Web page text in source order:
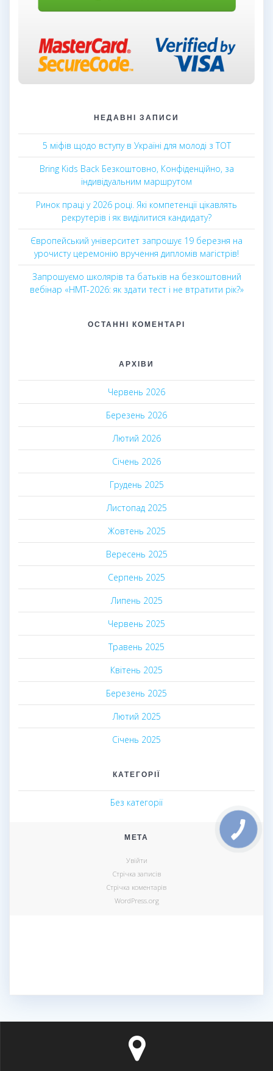
НЕДАВНІ ЗАПИСИ
5 міфів щодо вступу в Україні для молоді з ТОТ
Bring Kids Back Безкоштовно, Конфіденційно, за
індивідуальним маршрутом
Ринок праці у 2026 році. Які компетенції цікавлять
рекрутерів і як виділитися кандидату?
Європейський університет запрошує 19 березня на
урочисту церемонію вручення дипломів магістрів!
Запрошуємо школярів та батьків на безкоштовний
вебінар «НМТ-2026: як здати тест і не втратити рік?»
ОСТАННІ КОМЕНТАРІ
АРХІВИ
Червень 2026
Березень 2026
Лютий 2026
Січень 2026
Грудень 2025
Листопад 2025
Жовтень 2025
Вересень 2025
Серпень 2025
Липень 2025
Червень 2025
Травень 2025
Квітень 2025
Березень 2025
Лютий 2025
Січень 2025
КАТЕГОРІЇ
Без категорії
МЕТА
Увійти
Стрічка записів
Стрічка коментарів
WordPress.org